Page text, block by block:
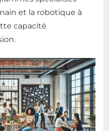
et la robotique à
capacité